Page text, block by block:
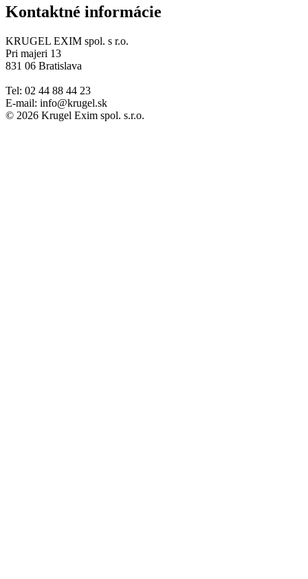
Kontaktné informácie
KRUGEL EXIM spol. s r.o.
Pri majeri 13
831 06 Bratislava
Tel: 02 44 88 44 23
E-mail: info@krugel.sk
© 2026 Krugel Exim spol. s.r.o.